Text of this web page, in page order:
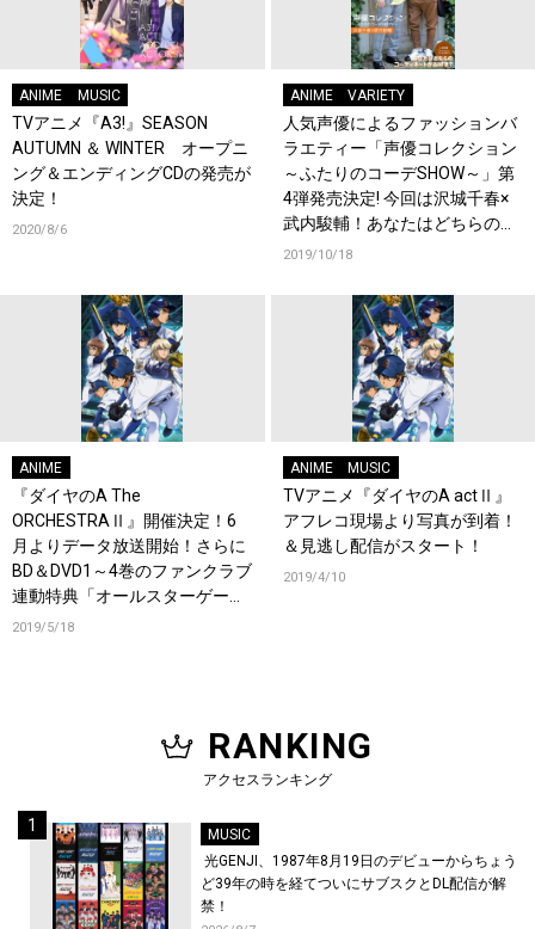
ANIME MUSIC
TVアニメ『A3!』SEASON
AUTUMN ＆ WINTER オープニ
ング＆エンディングCDの発売が
決定！
2020/8/6
ANIME VARIETY
人気声優によるファッションバ
ラエティー「声優コレクション
～ふたりのコーデSHOW～」第
4弾発売決定! 今回は沢城千春×
武内駿輔！あなたはどちらのコ
ーディネイトがお好き？
2019/10/18
ANIME
『ダイヤのA The
ORCHESTRAⅡ』開催決定！6
月よりデータ放送開始！さらに
BD＆DVD1～4巻のファンクラブ
連動特典「オールスターゲーム
Ⅲ」イベントDVDの告知動画を
2019/5/18
ANIME MUSIC
TVアニメ『ダイヤのA actⅡ』
アフレコ現場より写真が到着！
＆見逃し配信がスタート！
2019/4/10
RANKING
アクセスランキング
MUSIC
光GENJI、1987年8月19日のデビューからちょう
ど39年の時を経てついにサブスクとDL配信が解
禁！